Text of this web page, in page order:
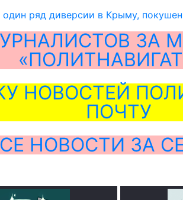
ряд диверсии в Крыму,
ЗА
НОВОСТЕЙ
ПОЧТУ
НОВОСТИ ЗА